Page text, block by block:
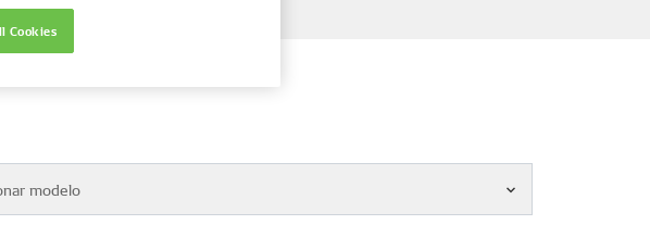
modelo
Cookies